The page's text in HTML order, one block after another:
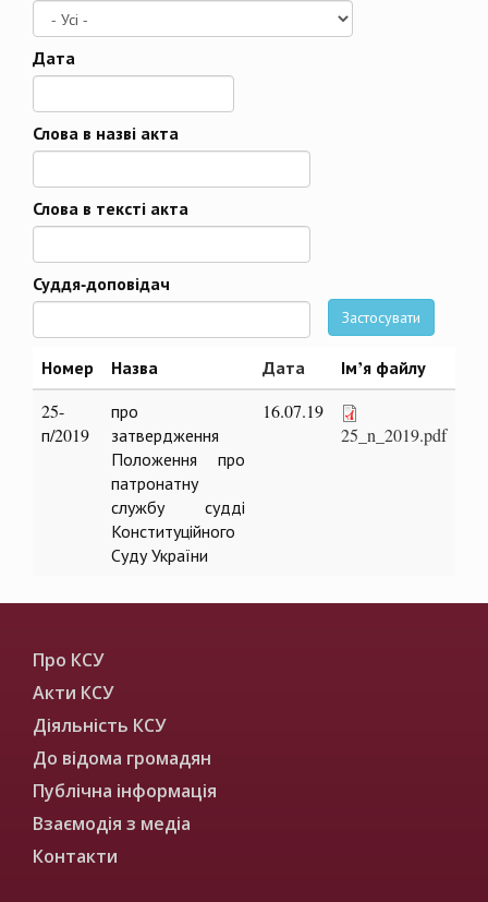
Дата
Дата
Слова в назві акта
Слова в тексті акта
Суддя-доповідач
Застосувати
Номер Назва Дата Ім’я файлу
25-
п/2019
про
затвердження
Положення про
патронатну
службу судді
Конституційного
Суду України
16.07.19
25_n_2019.pdf
Про КСУ
Акти КСУ
Діяльність КСУ
До відома громадян
Публічна інформація
Взаємодія з медіа
Контакти